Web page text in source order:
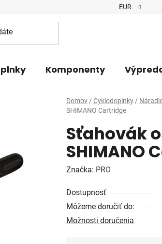
EUR
Komponenty
Domov / Cyklodoplnky /
SHIMANO Cartridge
Sťahovák
SHIMANO
Značka: PRO
Dostupnosť
Môžeme doručiť do:
Možnosti doručenia